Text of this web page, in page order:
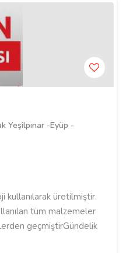
Yeşilpınar -Eyüp -
kullanılarak üretilmiştir.
tüm malzemeler
geçmiştirGündelik